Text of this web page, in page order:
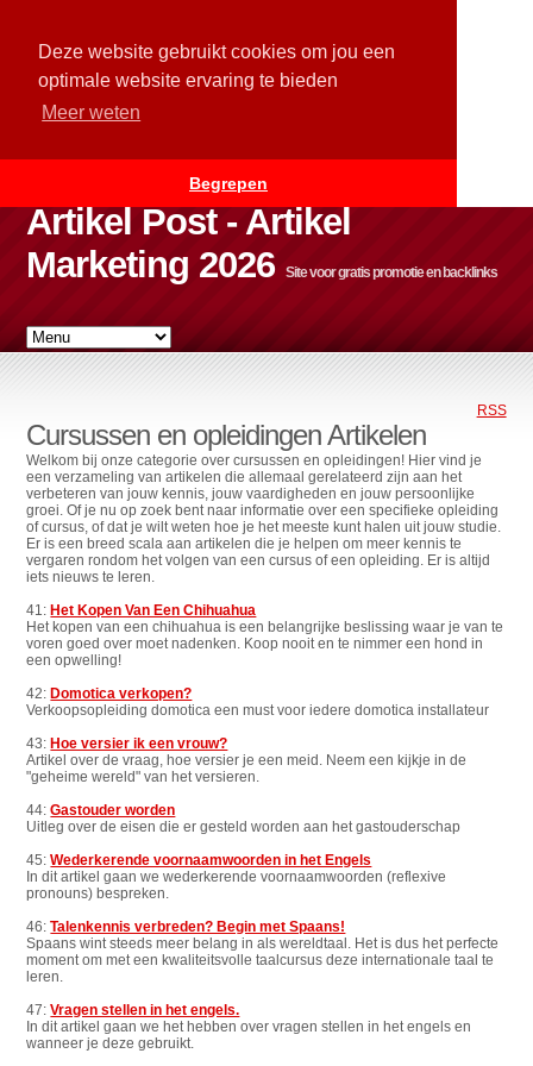
Deze website gebruikt cookies om jou een
optimale website ervaring te bieden
Meer weten
Begrepen
Artikel Post - Artikel
Marketing 2026
Site voor gratis promotie en backlinks
RSS
Cursussen en opleidingen Artikelen
Welkom bij onze categorie over cursussen en opleidingen! Hier vind je
een verzameling van artikelen die allemaal gerelateerd zijn aan het
verbeteren van jouw kennis, jouw vaardigheden en jouw persoonlijke
groei. Of je nu op zoek bent naar informatie over een specifieke opleiding
of cursus, of dat je wilt weten hoe je het meeste kunt halen uit jouw studie.
Er is een breed scala aan artikelen die je helpen om meer kennis te
vergaren rondom het volgen van een cursus of een opleiding. Er is altijd
iets nieuws te leren.
41:Het Kopen Van Een Chihuahua
Het kopen van een chihuahua is een belangrijke beslissing waar je van te
voren goed over moet nadenken. Koop nooit en te nimmer een hond in
een opwelling!
42:Domotica verkopen?
Verkoopsopleiding domotica een must voor iedere domotica installateur
43:Hoe versier ik een vrouw?
Artikel over de vraag, hoe versier je een meid. Neem een kijkje in de
"geheime wereld" van het versieren.
44:Gastouder worden
Uitleg over de eisen die er gesteld worden aan het gastouderschap
45:Wederkerende voornaamwoorden in het Engels
In dit artikel gaan we wederkerende voornaamwoorden (reflexive
pronouns) bespreken.
46:Talenkennis verbreden? Begin met Spaans!
Spaans wint steeds meer belang in als wereldtaal. Het is dus het perfecte
moment om met een kwaliteitsvolle taalcursus deze internationale taal te
leren.
47:Vragen stellen in het engels.
In dit artikel gaan we het hebben over vragen stellen in het engels en
wanneer je deze gebruikt.